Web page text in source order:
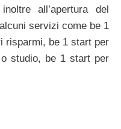
all’apertura del
servizi come be 1
risparmi, be 1 start per
studio, be 1 start per